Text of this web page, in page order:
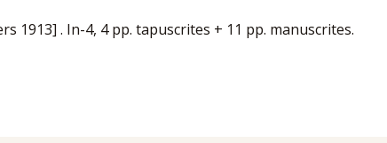
1913] . In-4, 4 pp. tapuscrites + 11 pp. manuscrites.